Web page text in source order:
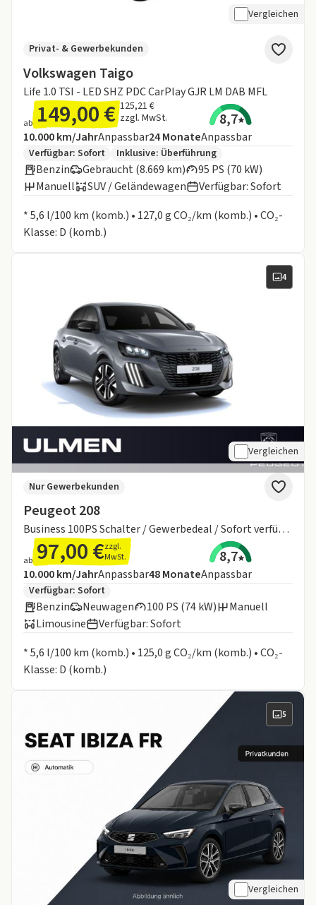
Vergleichen
Volkswagen Taigo
Life 1.0 TSI - LED SHZ PDC CarPlay GJR LM DAB MFL
Privat- & Gewerbekunden
ab 149,00 € 125,21 €
zzgl. MwSt.
8,7
Angebotsdetails:
Inklusive Laufleistung
10.000 km/JahrAnpassbarLaufzeit
24MonateAnpassbar
Zusätzliche Fahrzeuginformationen:
Verfügbar: Sofort Inklusive: Überführung
Benzin Gebraucht (8.669 km)
95 PS (70 kW)
Manuell
SUV / Geländewagen
Verfügbar: Sofort
* 5,6 l/100 km (komb.) • 127,0 g CO₂/km (komb.) • CO₂-
Klasse: D (komb.)
4
Vergleichen
Peugeot 208
Business 100PS Schalter / Gewerbedeal / Sofort verfügbar
Nur Gewerbekunden
ab 97,00 €zzgl.
MwSt.
8,7
Angebotsdetails:
Inklusive Laufleistung
10.000 km/JahrAnpassbarLaufzeit
48MonateAnpassbar
Zusätzliche Fahrzeuginformationen:
Verfügbar: Sofort
Benzin Neuwagen 100 PS (74 kW)
Manuell
Limousine
Verfügbar: Sofort
* 5,6 l/100 km (komb.) • 125,0 g CO₂/km (komb.) • CO₂-
Klasse: D (komb.)
5
Vergleichen